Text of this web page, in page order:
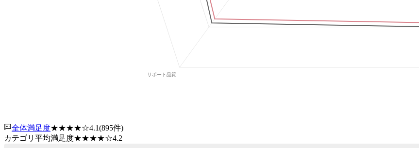
全体満足度★★★★☆4.1(895件)
カテゴリ平均満足度★★★★☆4.2